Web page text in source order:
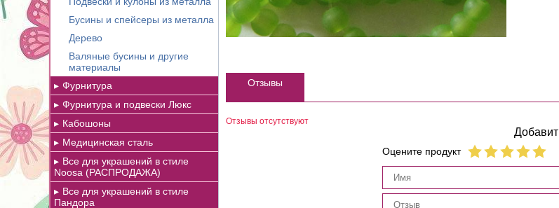
Бусины и спейсеры из металла
Дерево
Валяные бусины и другие
материалы
Фурнитура
Фурнитура и подвески Люкс
Кабошоны
Медицинская сталь
Все для украшений в стиле
Noosa (РАСПРОДАЖА)
Все для украшений в стиле
Пандора
Отзывы
Отзывы отсутствуют
Оцените продукт